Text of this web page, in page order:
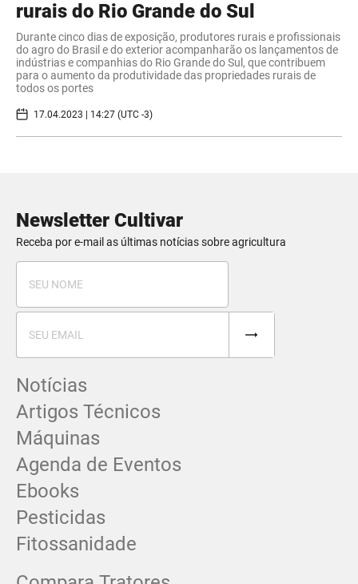
rurais do Rio Grande do Sul
Durante cinco dias de exposição, produtores rurais e profissionais
do agro do Brasil e do exterior acompanharão os lançamentos de
indústrias e companhias do Rio Grande do Sul, que contribuem
para o aumento da produtividade das propriedades rurais de
todos os portes
17.04.2023 | 14:27 (UTC -3)
Newsletter Cultivar
Receba por e-mail as últimas notícias sobre agricultura
Notícias
Artigos Técnicos
Máquinas
Agenda de Eventos
Ebooks
Pesticidas
Fitossanidade